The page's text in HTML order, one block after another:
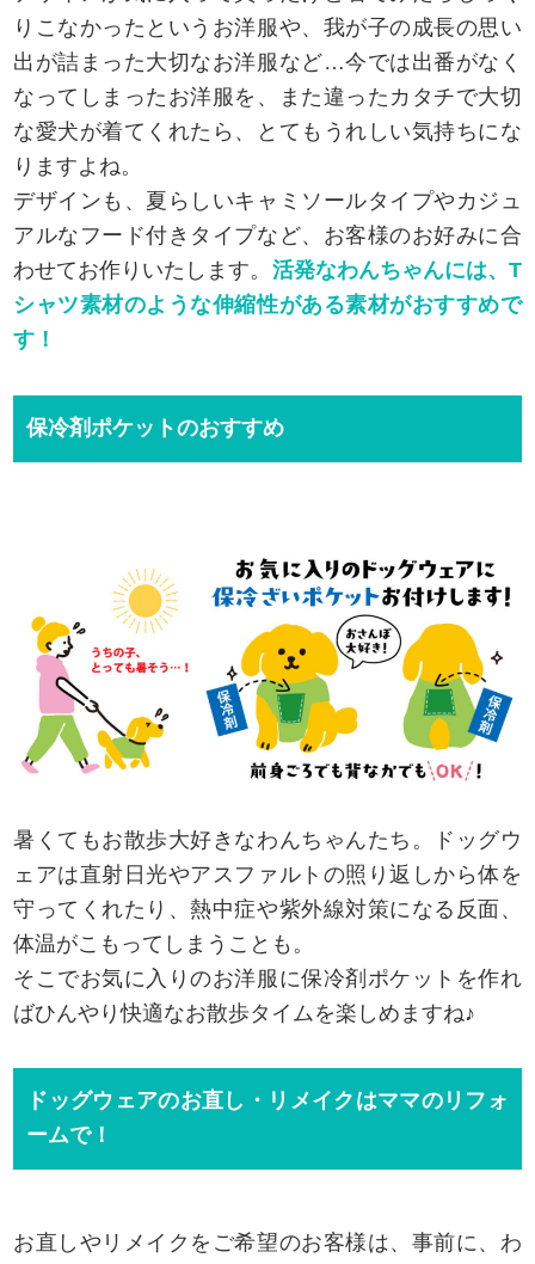
りこなかったというお洋服や、我が子の成長の思い
出が詰まった大切なお洋服など…今では出番がなく
なってしまったお洋服を、また違ったカタチで大切
な愛犬が着てくれたら、とてもうれしい気持ちにな
りますよね。
デザインも、夏らしいキャミソールタイプやカジュ
アルなフード付きタイプなど、お客様のお好みに合
わせてお作りいたします。 活発なわんちゃんには、T
シャツ素材のような伸縮性がある素材がおすすめで
す！
保冷剤ポケットのおすすめ
暑くてもお散歩大好きなわんちゃんたち。ドッグウ
ェアは直射日光やアスファルトの照り返しから体を
守ってくれたり、熱中症や紫外線対策になる反面、
体温がこもってしまうことも。
そこでお気に入りのお洋服に保冷剤ポケットを作れ
ばひんやり快適なお散歩タイムを楽しめますね♪
ドッグウェアのお直し・リメイクはママのリフォ
ームで！
お直しやリメイクをご希望のお客様は、事前に、わ